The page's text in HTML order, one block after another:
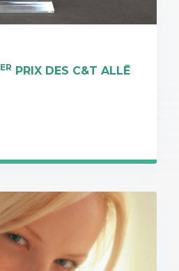
ER PRIX DES C&T ALLĒ